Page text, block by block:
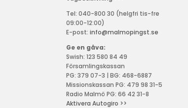
Tel: 040-800 30 (helgfri tis-fre
09:00-12:00)
E-post:info@malmopingst.se
Ge en gåva:
Swish: 123 580 84 49
Församlingskassan
PG: 379 07-3 | BG: 468-6887
Missionskassan PG: 479 98 31-5
Radio Malmö PG: 66 42 31-8
Aktivera Autogiro >>